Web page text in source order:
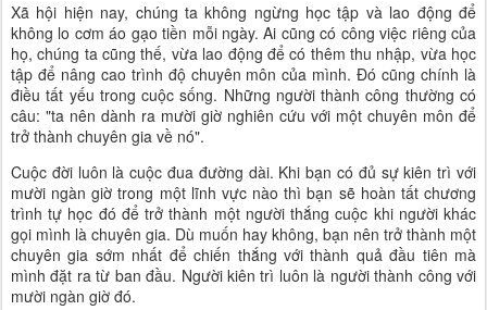
Xã hội hiện nay, chúng ta không ngừng học tập và lao động để
không lo cơm áo gạo tiền mỗi ngày. Ai cũng có công việc riêng của
họ, chúng ta cũng thế, vừa lao động để có thêm thu nhập, vừa học
tập để nâng cao trình độ chuyên môn của mình. Đó cũng chính là
điều tất yếu trong cuộc sống. Những người thành công thường có
câu: "ta nên dành ra mười giờ nghiên cứu với một chuyên môn để
trở thành chuyên gia về nó".
Cuộc đời luôn là cuộc đua đường dài. Khi bạn có đủ sự kiên trì với
mười ngàn giờ trong một lĩnh vực nào thì bạn sẽ hoàn tất chương
trình tự học đó để trở thành một người thắng cuộc khi người khác
gọi mình là chuyên gia. Dù muốn hay không, bạn nên trở thành một
chuyên gia sớm nhất để chiến thắng với thành quả đầu tiên mà
mình đặt ra từ ban đầu. Người kiên trì luôn là người thành công với
mười ngàn giờ đó.